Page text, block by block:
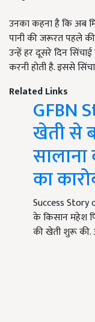
उनका कहना है कि अब
पानी की जरूरत पहले
उन्हें हर दूसरे दिन
करनी होती है. इससे
Related Links
GFBN
खेती से
का
Success Story
के किसान महेश
की खेती शुरू की.